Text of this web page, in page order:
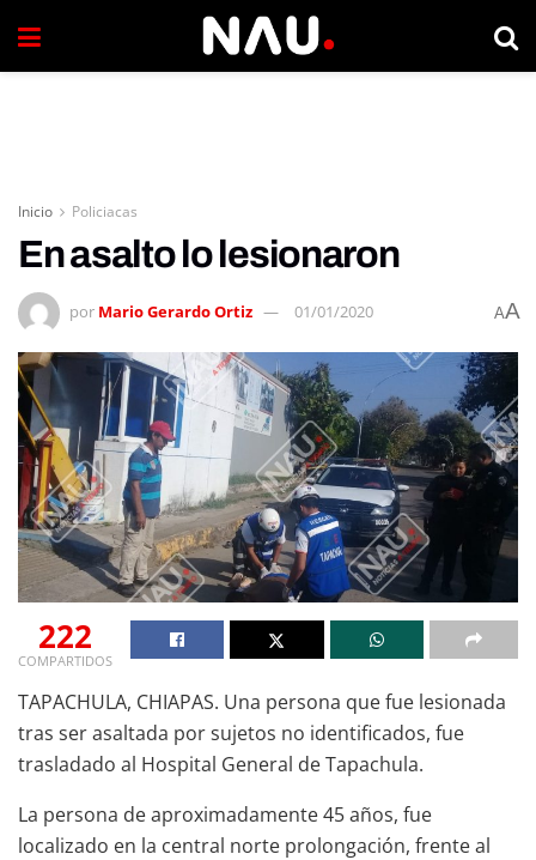
Inicio Policiacas
En asalto lo lesionaron
por Mario Gerardo Ortiz 01/01/2020 AA
222
COMPARTIDOS
TAPACHULA, CHIAPAS. Una persona que fue lesionada
tras ser asaltada por sujetos no identificados, fue
trasladado al Hospital General de Tapachula.
La persona de aproximadamente 45 años, fue
localizado en la central norte prolongación, frente al